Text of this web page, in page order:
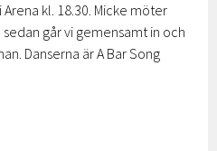
kl. 18.30. Micke möter
går vi gemensamt in och
Danserna är A Bar Song